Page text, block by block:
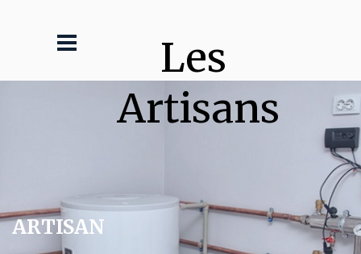
Les
Artisans
ARTISAN